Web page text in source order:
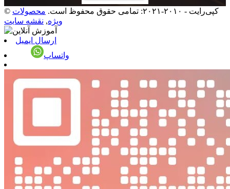
© کپی‌رایت - ۲۰۱۰-۲۰۲۱: تمامی حقوق محفوظ است.
محصولات
ویژه, نقشه سایت
ارسال ایمیل
واتساپ